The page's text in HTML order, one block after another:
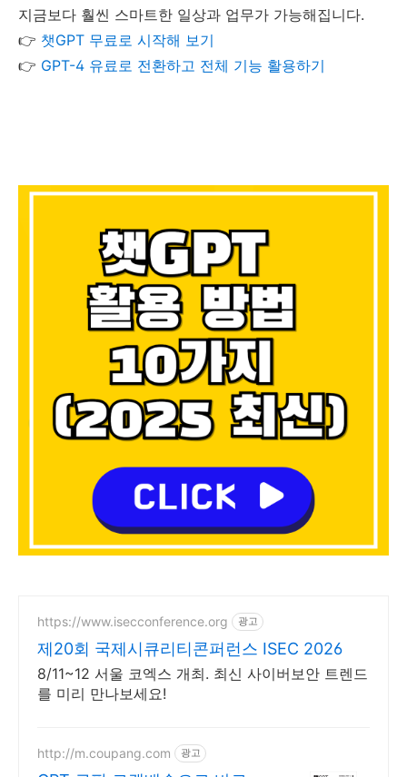
지금보다 훨씬 스마트한 일상과 업무가 가능해집니다.
👉 챗GPT 무료로 시작해 보기
👉 GPT-4 유료로 전환하고 전체 기능 활용하기
https://www.isecconference.org 광고
제20회 국제시큐리티콘퍼런스 ISEC 2026
8/11~12 서울 코엑스 개최. 최신 사이버보안 트렌드
를 미리 만나보세요!
http://m.coupang.com 광고